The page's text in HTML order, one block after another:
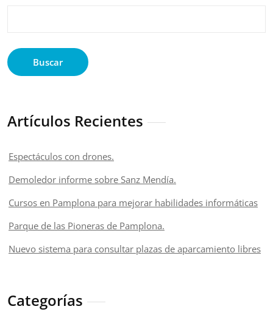
Buscar
Artículos Recientes
Espectáculos con drones.
Demoledor informe sobre Sanz Mendía.
Cursos en Pamplona para mejorar habilidades informáticas
Parque de las Pioneras de Pamplona.
Nuevo sistema para consultar plazas de aparcamiento libres
Categorías